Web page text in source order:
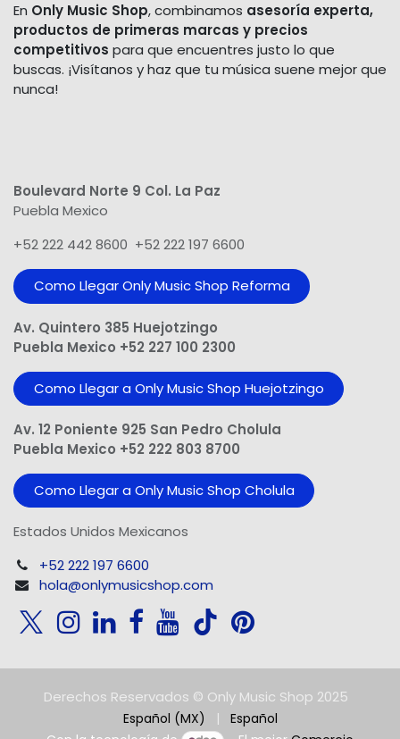
En Only Music Shop, combinamos asesoría experta,
productos de primeras marcas y precios
competitivos para que encuentres justo lo que
buscas. ¡Visítanos y haz que tu música suene mejor que
nunca!
Boulevard Norte 9 Col. La Paz
Puebla Mexico
+52 222 442 8600 +52 222 197 6600
Como Llegar Only Music Shop​ Reforma
Av. Quintero 385 Huejotzingo
Puebla Mexico +52 227 100 2300
Como Llegar a Only Music Shop Huejotzingo
Av. 12 Poniente 925 San Pedro Cholula
Puebla Mexico +52 222 803 8700
Como Llegar a Only Music Shop Cholula
Estados Unidos Mexicanos
+52 222 197 6600
hola@onlymusicshop.com
Derechos Reservados © Only Music Shop 2025
Español (MX) |
Español